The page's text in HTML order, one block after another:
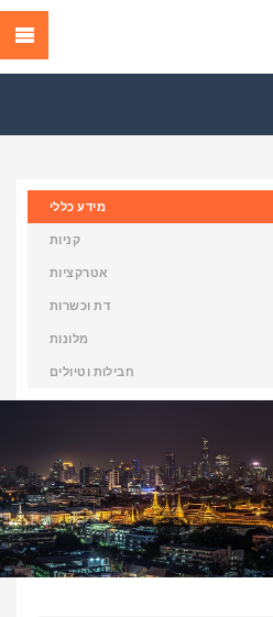
מידע כללי
קניות
אטרקציות
דת וכשרות
מלונות
חבילות וטיולים